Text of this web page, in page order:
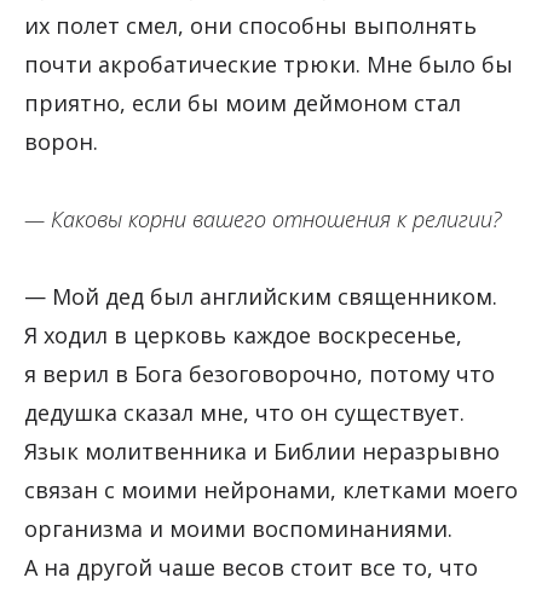
их полет смел, они способны выполнять
почти акробатические трюки. Мне было бы
приятно, если бы моим деймоном стал
ворон.
— Каковы корни вашего отношения к религии?
— Мой дед был английским священником.
Я ходил в церковь каждое воскресенье,
я верил в Бога безоговорочно, потому что
дедушка сказал мне, что он существует.
Язык молитвенника и Библии неразрывно
связан с моими нейронами, клетками моего
организма и моими воспоминаниями.
А на другой чаше весов стоит все то, что